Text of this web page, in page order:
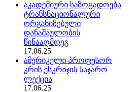
აკადემიური საზოგადოება
ტრანსნაციონალური
ორგანიზებული
დანაშაულობის
წინააღმდეგ
17.06.25
ამერიკელი პროფესორ
კრის ესკრიჯის საჯარო
ლექცია
17.06.25